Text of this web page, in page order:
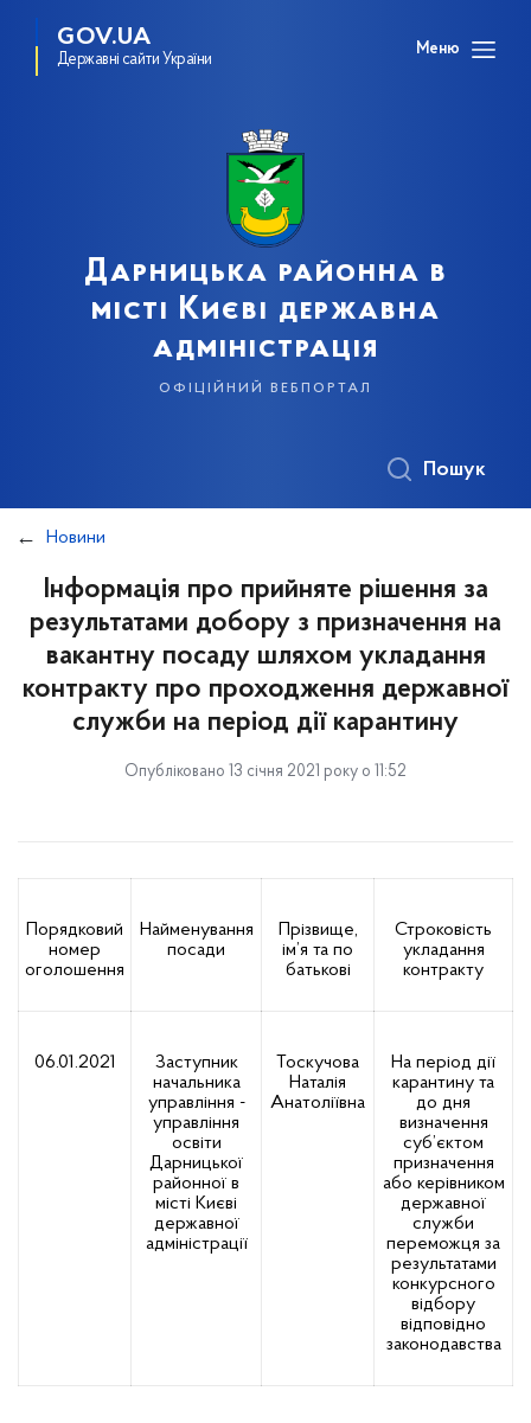
GOV.UA
Державні сайти України
Меню
Дарницька районна в
місті Києві державна
адміністрація
офіційний вебпортал
Пошук
Новини
Інформація про прийняте рішення за
результатами добору з призначення на
вакантну посаду шляхом укладання
контракту про проходження державної
служби на період дії карантину
Опубліковано 13 січня 2021 року о 11:52
Порядковий
номер
оголошення
Найменування
посади
Прізвище,
ім’я та по
батькові
Строковість
укладання
контракту
06.01.2021
Заступник
начальника
управління -
управління
освіти
Дарницької
районної в
місті Києві
державної
адміністрації
Тоскучова
Наталія
Анатоліївна
На період дії
карантину та
до дня
визначення
суб’єктом
призначення
або керівником
державної
служби
переможця за
результатами
конкурсного
відбору
відповідно
законодавства